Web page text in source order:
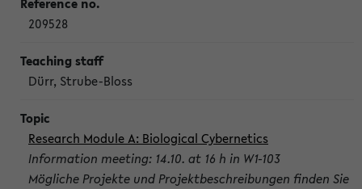
209528
Dürr, Strube-Bloss
Research Module A: Biological Cybernetics
Information meeting: 14.10. at 16 h in W1-103
Mögliche Projekte und Projektbeschreibungen finden Sie